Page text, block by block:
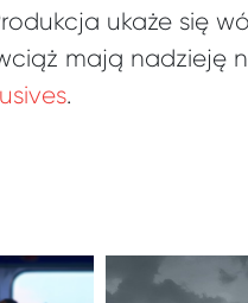
ukaże się
mają nadzieję
.